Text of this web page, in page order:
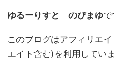
ゆるーりすと のぴまゆで
このブログはアフィリエ
エイト含む)を利用していま